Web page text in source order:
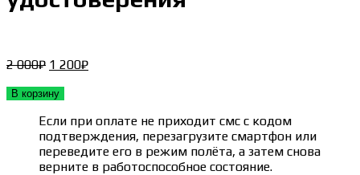
2 000₽ Первоначальная
составляла
1 200₽Текущая
В корзину
Если при оплате не приходит смс с кодом
подтверждения, перезагрузите смартфон или
переведите его в режим полёта, а затем снова
верните в работоспособное состояние.